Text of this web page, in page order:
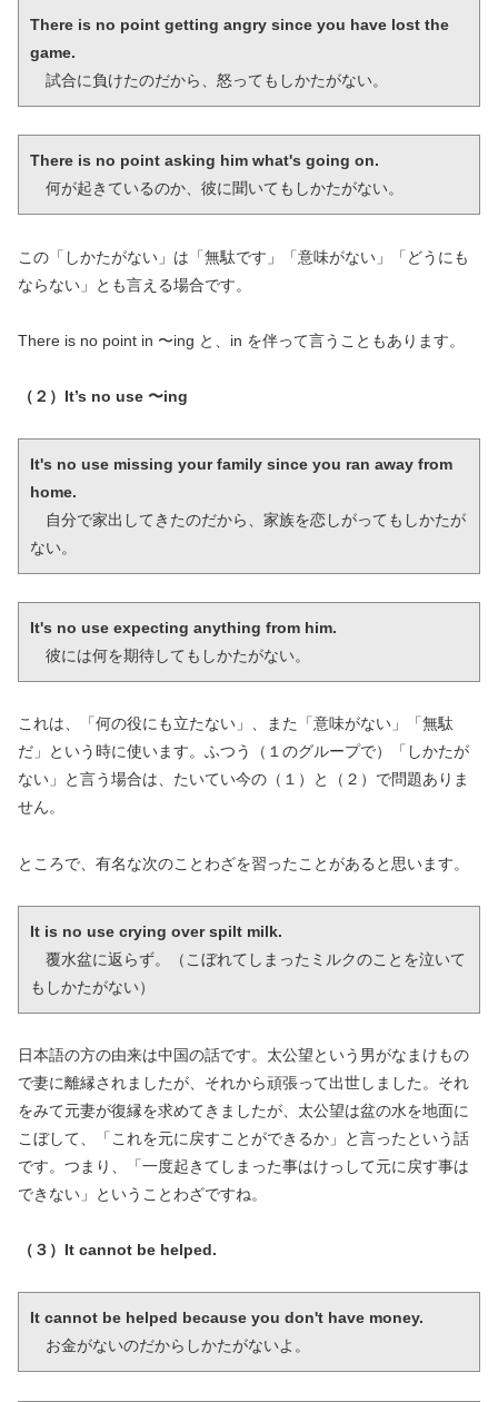
There is no point getting angry since you have lost the
game.
試合に負けたのだから、怒ってもしかたがない。
There is no point asking him what's going on.
何が起きているのか、彼に聞いてもしかたがない。
この「しかたがない」は「無駄です」「意味がない」「どうにも
ならない」とも言える場合です。
There is no point in 〜ing と、in を伴って言うこともあります。
（２）It’s no use 〜ing
It's no use missing your family since you ran away from
home.
自分で家出してきたのだから、家族を恋しがってもしかたが
ない。
It's no use expecting anything from him.
彼には何を期待してもしかたがない。
これは、「何の役にも立たない」、また「意味がない」「無駄
だ」という時に使います。ふつう（１のグループで）「しかたが
ない」と言う場合は、たいてい今の（１）と（２）で問題ありま
せん。
ところで、有名な次のことわざを習ったことがあると思います。
It is no use crying over spilt milk.
覆水盆に返らず。（こぼれてしまったミルクのことを泣いて
もしかたがない）
日本語の方の由来は中国の話です。太公望という男がなまけもの
で妻に離縁されましたが、それから頑張って出世しました。それ
をみて元妻が復縁を求めてきましたが、太公望は盆の水を地面に
こぼして、「これを元に戻すことができるか」と言ったという話
です。つまり、「一度起きてしまった事はけっして元に戻す事は
できない」ということわざですね。
（３）It cannot be helped.
It cannot be helped because you don't have money.
お金がないのだからしかたがないよ。